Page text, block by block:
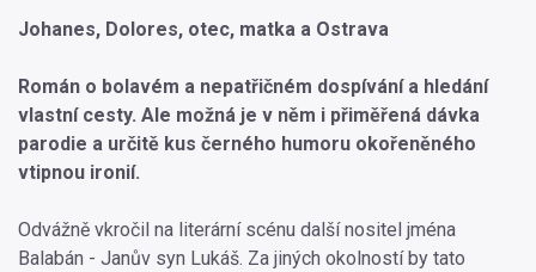
Johanes, Dolores, otec, matka a Ostrava
Román o bolavém a nepatřičném dospívání a hledání
vlastní cesty. Ale možná je v něm i přiměřená dávka
parodie a určitě kus černého humoru okořeněného
vtipnou ironií.
Odvážně vkročil na literární scénu další nositel jména
Balabán - Janův syn Lukáš. Za jiných okolností by tato